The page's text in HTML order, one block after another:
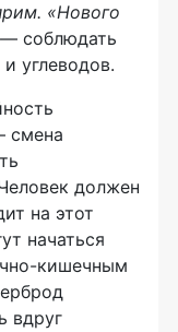
«Нового
соблюдать
углеводов.
смена
должен
на этот
начаться
кишечным
вдруг